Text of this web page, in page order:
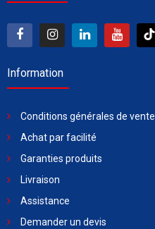
Information
Conditions générales de vente
Achat par facilité
Garanties produits
Livraison
Assistance
Demander un devis